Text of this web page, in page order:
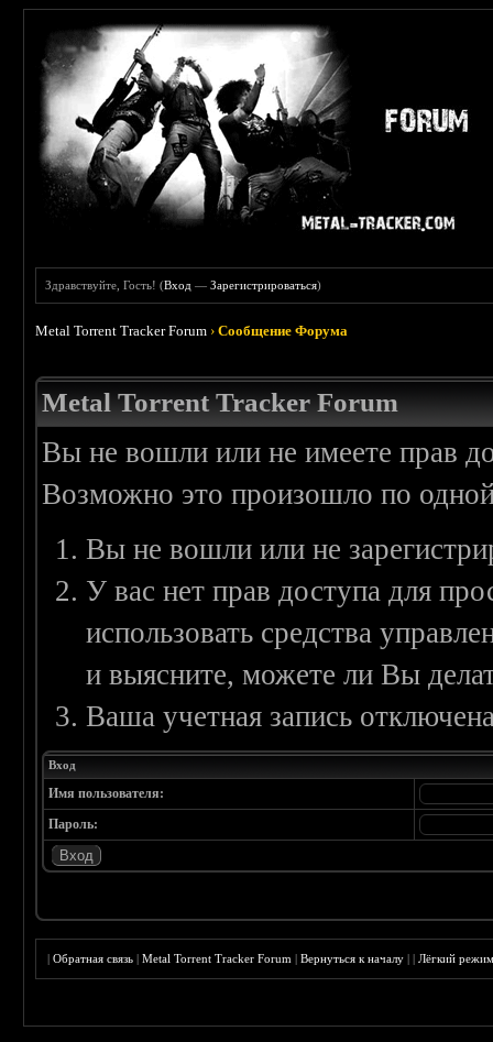
Здравствуйте, Гость! (Вход —Зарегистрироваться)
Metal Torrent Tracker Forum ›Сообщение Форума
Metal Torrent Tracker Forum
Вы не вошли или не имеете прав
Возможно это произошло по
Вы не вошли или не
У вас нет прав доступа для
использовать средства
и выясните, можете ли Вы
Ваша учетная запись
Вход
Имя пользователя:
Пароль:
|Обратная связь |Metal Torrent Tracker Forum |Вернуться к началу ||Лёгкий